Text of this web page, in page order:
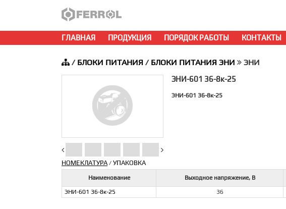
ГЛАВНАЯ ПРОДУКЦИЯ ПОРЯДОК РАБОТЫ КОНТАКТЫ
/ БЛОКИ ПИТАНИЯ / БЛОКИ ПИТАНИЯ ЭНИ ЭНИ
ЭНИ-601 36-8к-25
ЭНИ-601 36-8к-25
НОМЕКЛАТУРА/ УПАКОВКА
Наименование Выходное напряжение, В
ЭНИ-601 36-8к-25
36